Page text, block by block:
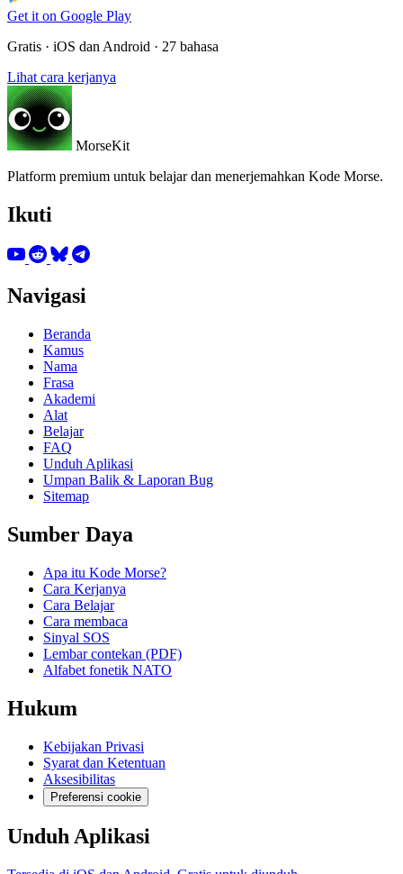
Get it on Google Play
Gratis · iOS dan Android · 27 bahasa
Lihat cara kerjanya
MorseKit
Platform premium untuk belajar dan menerjemahkan Kode Morse.
Ikuti
Navigasi
Beranda
Kamus
Nama
Frasa
Akademi
Alat
Belajar
FAQ
Unduh Aplikasi
Umpan Balik & Laporan Bug
Sitemap
Sumber Daya
Apa itu Kode Morse?
Cara Kerjanya
Cara Belajar
Cara membaca
Sinyal SOS
Lembar contekan (PDF)
Alfabet fonetik NATO
Hukum
Kebijakan Privasi
Syarat dan Ketentuan
Aksesibilitas
Preferensi cookie
Unduh Aplikasi